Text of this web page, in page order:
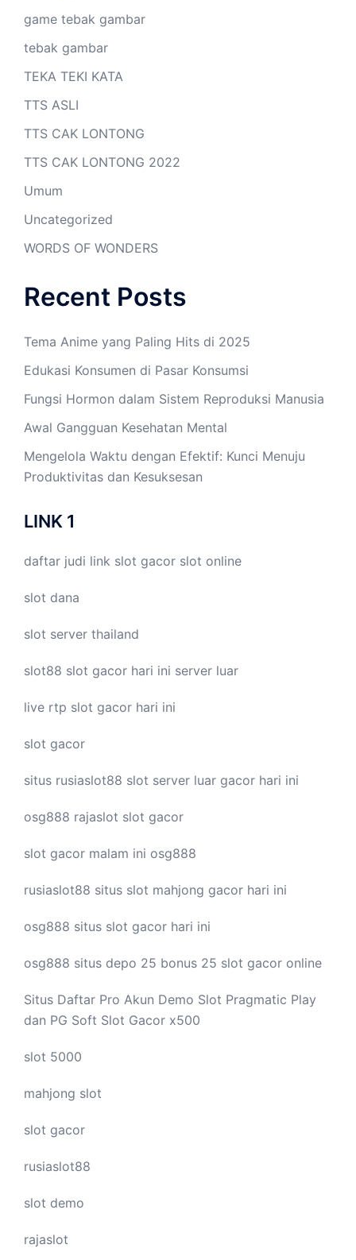
game tebak gambar
tebak gambar
TEKA TEKI KATA
TTS ASLI
TTS CAK LONTONG
TTS CAK LONTONG 2022
Umum
Uncategorized
WORDS OF WONDERS
Recent Posts
Tema Anime yang Paling Hits di 2025
Edukasi Konsumen di Pasar Konsumsi
Fungsi Hormon dalam Sistem Reproduksi Manusia
Awal Gangguan Kesehatan Mental
Mengelola Waktu dengan Efektif: Kunci Menuju
Produktivitas dan Kesuksesan
LINK 1
daftar judi link slot gacor slot online
slot dana
slot server thailand
slot88 slot gacor hari ini server luar
live rtp slot gacor hari ini
slot gacor
situs rusiaslot88 slot server luar gacor hari ini
osg888 rajaslot slot gacor
slot gacor malam ini osg888
rusiaslot88 situs slot mahjong gacor hari ini
osg888 situs slot gacor hari ini
osg888 situs depo 25 bonus 25 slot gacor online
Situs Daftar Pro Akun Demo Slot Pragmatic Play
dan PG Soft Slot Gacor x500
slot 5000
mahjong slot
slot gacor
rusiaslot88
slot demo
rajaslot